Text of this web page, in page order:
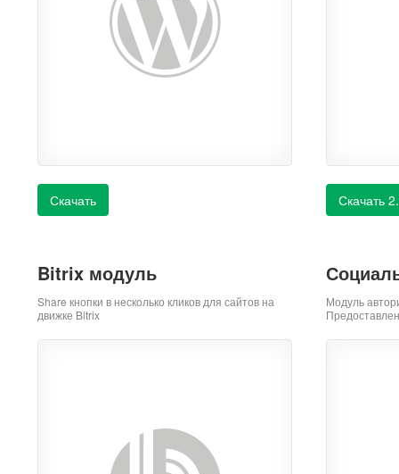
Скачать Скачать
Bitrix модуль
Share кнопки в несколько кликов для сайтов на
движке Bitrix
Модуль